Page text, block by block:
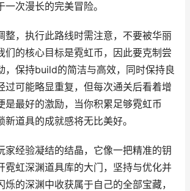
次漫长的完美冒险。
整，执行此路线时需注意，不要被华丽
们的核心目标是霓虹币，因此要克制尝
，保持build的简洁与高效，同时保持良
过可能略显重复，但每次通关后看着增
是最好的激励，当你积累足够霓虹币
新道具的成就感将无比美好。
家经验凝结的结晶，它像一把精准的钥
霓虹深渊道具库的大门，坚持与优化并
烁的深渊中收获属于自己的全部宝藏，